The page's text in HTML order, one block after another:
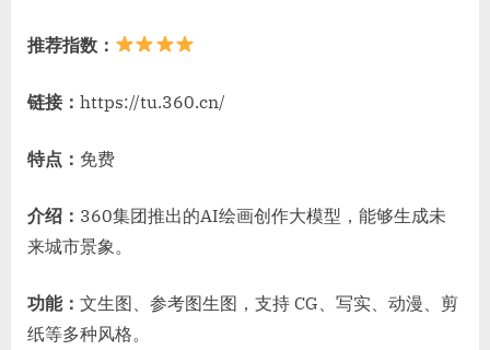
推荐指数：
链接： https://tu.360.cn/
特点： 免费
介绍： 360集团推出的AI绘画创作大模型，能够生成未
来城市景象。
功能： 文生图、参考图生图，支持 CG、写实、动漫、剪
纸等多种风格。